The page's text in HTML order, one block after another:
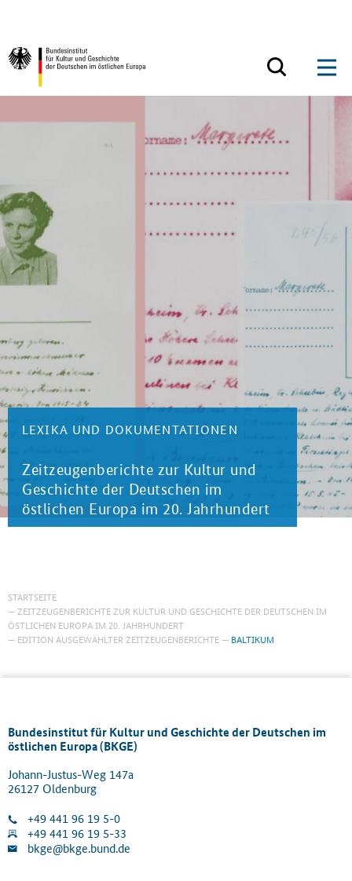
LEXIKA UND DOKUMENTATIONEN
Zeitzeugenberichte zur Kultur und
Geschichte der Deutschen im
östlichen Europa im 20. Jahrhundert
STARTSEITE
ZEITZEUGENBERICHTE ZUR KULTUR UND GESCHICHTE DER DEUTSCHEN IM
ÖSTLICHEN EUROPA IM 20. JAHRHUNDERT
EDITION AUSGEWÄHLTER ZEITZEUGENBERICHTE
BALTIKUM
Bundesinstitut für Kultur und Geschichte der Deutschen im
östlichen Europa (BKGE)
Johann-Justus-Weg 147a
26127 Oldenburg
+49 441 96 19 5-0
+49 441 96 19 5-33
bkge@bkge.bund.de